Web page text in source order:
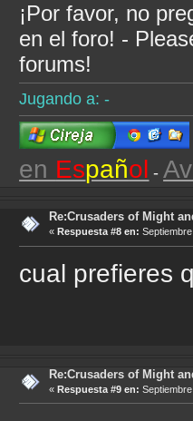
¡Por favor, no
en el foro! -
forums!
Jugando a: -
en Español -
Re:Crusaders of Might
« Respuesta #8 en:
cual prefieres
Re:Crusaders of Might
« Respuesta #9 en: